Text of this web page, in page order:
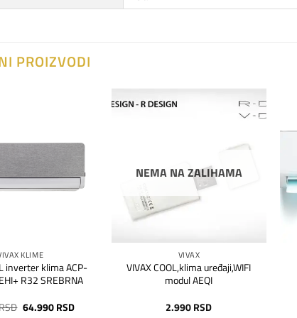
PROIZVODI
listu
KLIME
inverter klima ACP-
R32 SREBRNA
Originalna
64.990RSDTrenutna
listu
NEMA NA ZALIHAMA
VIVAX
VIVAX COOL,klima uređaji,WIFI
modul AEQI
2.990RSD